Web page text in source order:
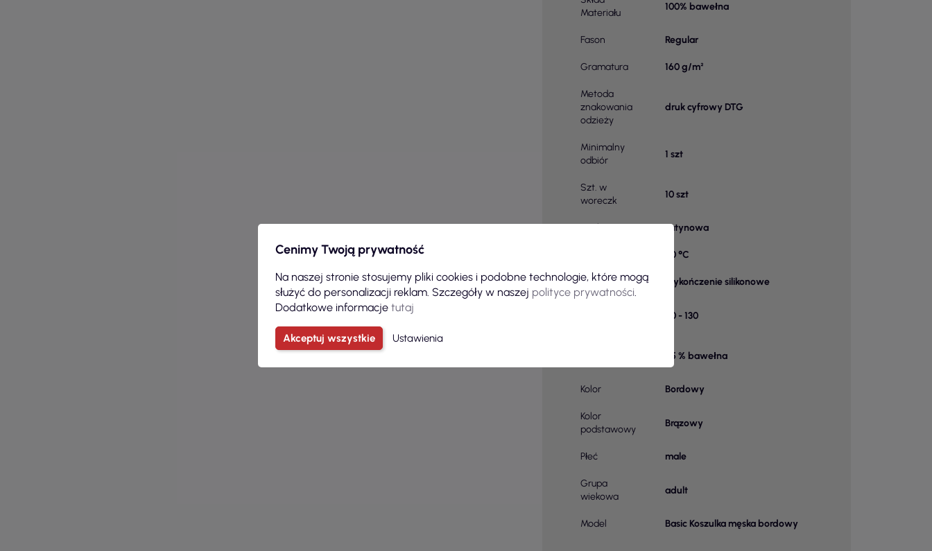
Materiału
100% bawełna
Fason Regular
Gramatura 160 g/m²
Metoda
znakowania
odzieży
druk cyfrowy DTG
Minimalny
odbiór
1 szt
Szt. w
woreczk
10 szt
Metka satynowa
40 °C
Zabiegi wykończenie silikonowe
90 - 130
85 % bawełna
Kolor Bordowy
Kolor
podstawowy
Brązowy
Płeć male
Grupa
wiekowa
adult
Model Basic Koszulka męska bordowy
Cenimy Twoją prywatność
Na naszej stronie stosujemy pliki cookies i podobne technologie, które mogą
służyć do personalizacji reklam. Szczegóły w naszej polityce prywatności
Dodatkowe informacje tutaj
Akceptuj wszystkie Ustawienia